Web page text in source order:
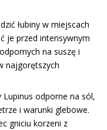
łubiny w miejscach
je przed intensywnym
na suszę i
najgorętszych
odporne na sól,
i warunki glebowe.
gniciu korzeni z